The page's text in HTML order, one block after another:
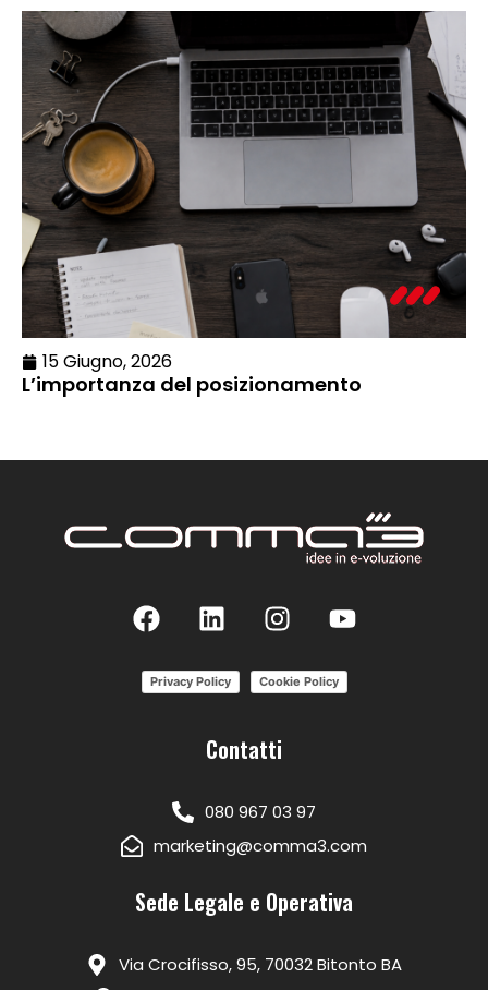
15 Giugno, 2026
L’importanza del posizionamento
Privacy Policy Cookie Policy
Contatti
080 967 03 97
marketing@comma3.com
Sede Legale e Operativa
Via Crocifisso, 95, 70032 Bitonto BA